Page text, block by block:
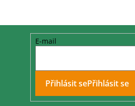
E-mail
Přihlásit se